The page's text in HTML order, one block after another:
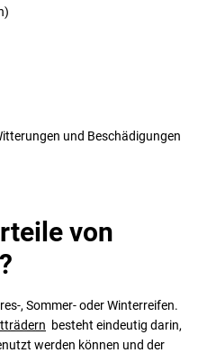
und Beschädigungen
von
, Sommer- oder Winterreifen.
besteht eindeutig darin,
werden können und der